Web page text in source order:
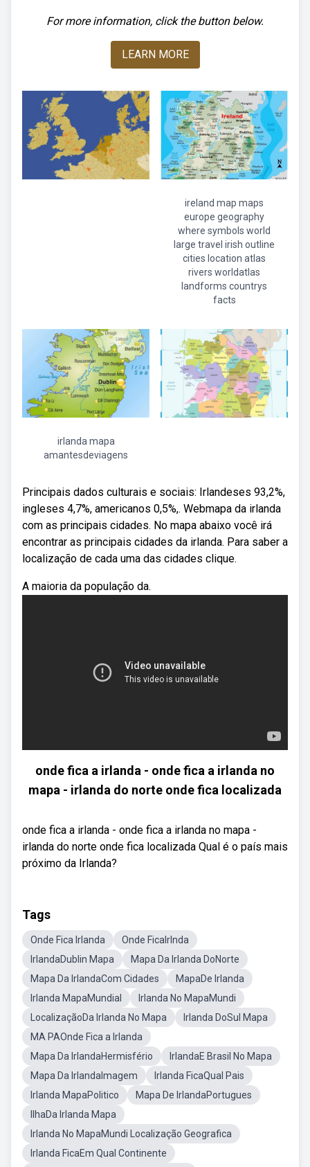
For more information, click the button below.
LEARN MORE
ireland map maps
europe geography
where symbols world
large travel irish outline
cities location atlas
rivers worldatlas
landforms countrys
facts
irlanda mapa
amantesdeviagens
Principais dados culturais e sociais: Irlandeses 93,2%,
ingleses 4,7%, americanos 0,5%,. Webmapa da irlanda
com as principais cidades. No mapa abaixo você irá
encontrar as principais cidades da irlanda. Para saber a
localização de cada uma das cidades clique.
A maioria da população da.
onde fica a irlanda - onde fica a irlanda no
mapa - irlanda do norte onde fica localizada
onde fica a irlanda - onde fica a irlanda no mapa -
irlanda do norte onde fica localizada Qual é o país mais
próximo da Irlanda?
Tags
Onde Fica Irlanda
Onde FicaIrlnda
IrlandaDublin Mapa
Mapa Da Irlanda DoNorte
Mapa Da IrlandaCom Cidades
MapaDe Irlanda
Irlanda MapaMundial
Irlanda No MapaMundi
LocalizaçãoDa Irlanda No Mapa
Irlanda DoSul Mapa
MA PAOnde Fica a Irlanda
Mapa Da IrlandaHermisfério
IrlandaE Brasil No Mapa
Mapa Da IrlandaImagem
Irlanda FicaQual Pais
Irlanda MapaPolitico
Mapa De IrlandaPortugues
IlhaDa Irlanda Mapa
Irlanda No MapaMundi Localização Geografica
Irlanda FicaEm Qual Continente